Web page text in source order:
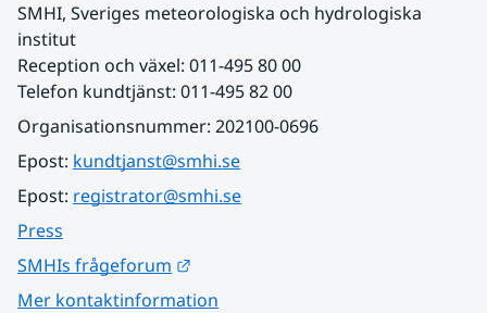
SMHI, Sveriges meteorologiska och hydrologiska
institut
Reception och växel: 011-495 80 00
Telefon kundtjänst: 011-495 82 00
Organisationsnummer: 202100-0696
Epost: kundtjanst@smhi.se
Epost: registrator@smhi.se
Press
SMHIs frågeforum
Mer kontaktinformation